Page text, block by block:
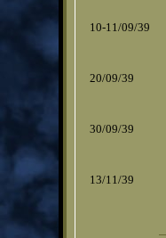
10-11/09/39
20/09/39
30/09/39
13/11/39